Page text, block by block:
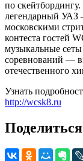
по
легендарный УАЗ
московскими
контеста гостей
музыкальные
соревнований —
отечественного
Узнать
http://wcsk8.ru